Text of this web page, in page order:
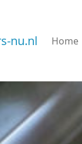
nu.nl Home